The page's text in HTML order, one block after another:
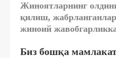
Жиноятларнинг
қилиш,
жиноий
Биз бошқа